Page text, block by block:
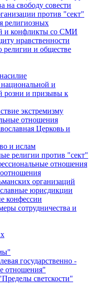
на свободу совести
против "сект"
религиозных
и конфликты со СМИ
нравственности
религии и обществе
и
розни и призывы к
экстремизму
отношения
Церковь и
и ислам
религии против "сект"
отношения
организаций
юрисдикции
конфессии
сотрудничества и
государственно -
отношения"
светскости"